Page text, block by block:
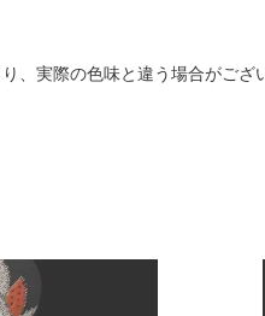
、実際の色味と違う場合がござ